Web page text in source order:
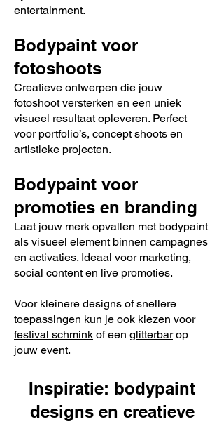
entertainment.
Bodypaint voor
fotoshoots
Creatieve ontwerpen die jouw
fotoshoot versterken en een uniek
visueel resultaat opleveren. Perfect
voor portfolio’s, concept shoots en
artistieke projecten.
Bodypaint voor
promoties en branding
Laat jouw merk opvallen met bodypaint
als visueel element binnen campagnes
en activaties. Ideaal voor marketing,
social content en live promoties.
Voor kleinere designs of snellere
toepassingen kun je ook kiezen voor
festival schmink of een glitterbarop
jouw event.
Inspiratie: bodypaint
designs en creatieve